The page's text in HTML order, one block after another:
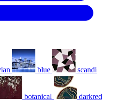
blue scandi
botanical darkred